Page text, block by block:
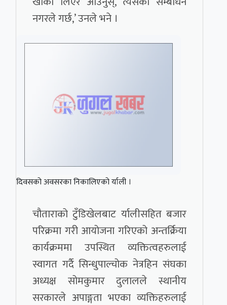
नगरले गर्छ,’ उनले भने ।
दिवसको अवसरका निकालिएको र्याली ।
चौताराको टुँडिखेलबाट र्यालीसहित बजार
परिक्रमा गरी आयोजना गरिएको अन्तर्क्रिया
कार्यक्रममा उपस्थित व्यक्तित्वहरुलाई
स्वागत गर्दै सिन्धुपाल्चोक नेत्रहिन संघका
अध्यक्ष सोमकुमार दुलालले स्थानीय
सरकारले अपाङ्गता भएका व्यक्तिहरुलाई